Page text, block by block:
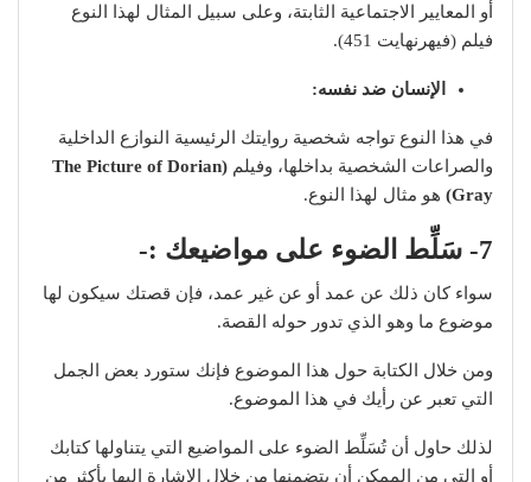
أو المعايير الاجتماعية الثابتة، وعلى سبيل المثال لهذا النوع
فيلم (فيهرنهايت 451).
الإنسان ضد نفسه:
في هذا النوع تواجه شخصية روايتك الرئيسية النوازع الداخلية
والصراعات الشخصية بداخلها، وفيلم
(The Picture of Dorian
Gray)
هو مثال لهذا النوع.
7- سَلِّط الضوء على مواضيعك :-
سواء كان ذلك عن عمد أو عن غير عمد، فإن قصتك سيكون لها
موضوع ما وهو الذي تدور حوله القصة.
ومن خلال الكتابة حول هذا الموضوع فإنك ستورد بعض الجمل
التي تعبر عن رأيك في هذا الموضوع.
لذلك حاول أن تُسَلِّط الضوء على المواضيع التي يتناولها كتابك
أو التي من الممكن أن يتضمنها من خلال الإشارة إليها بأكثر من